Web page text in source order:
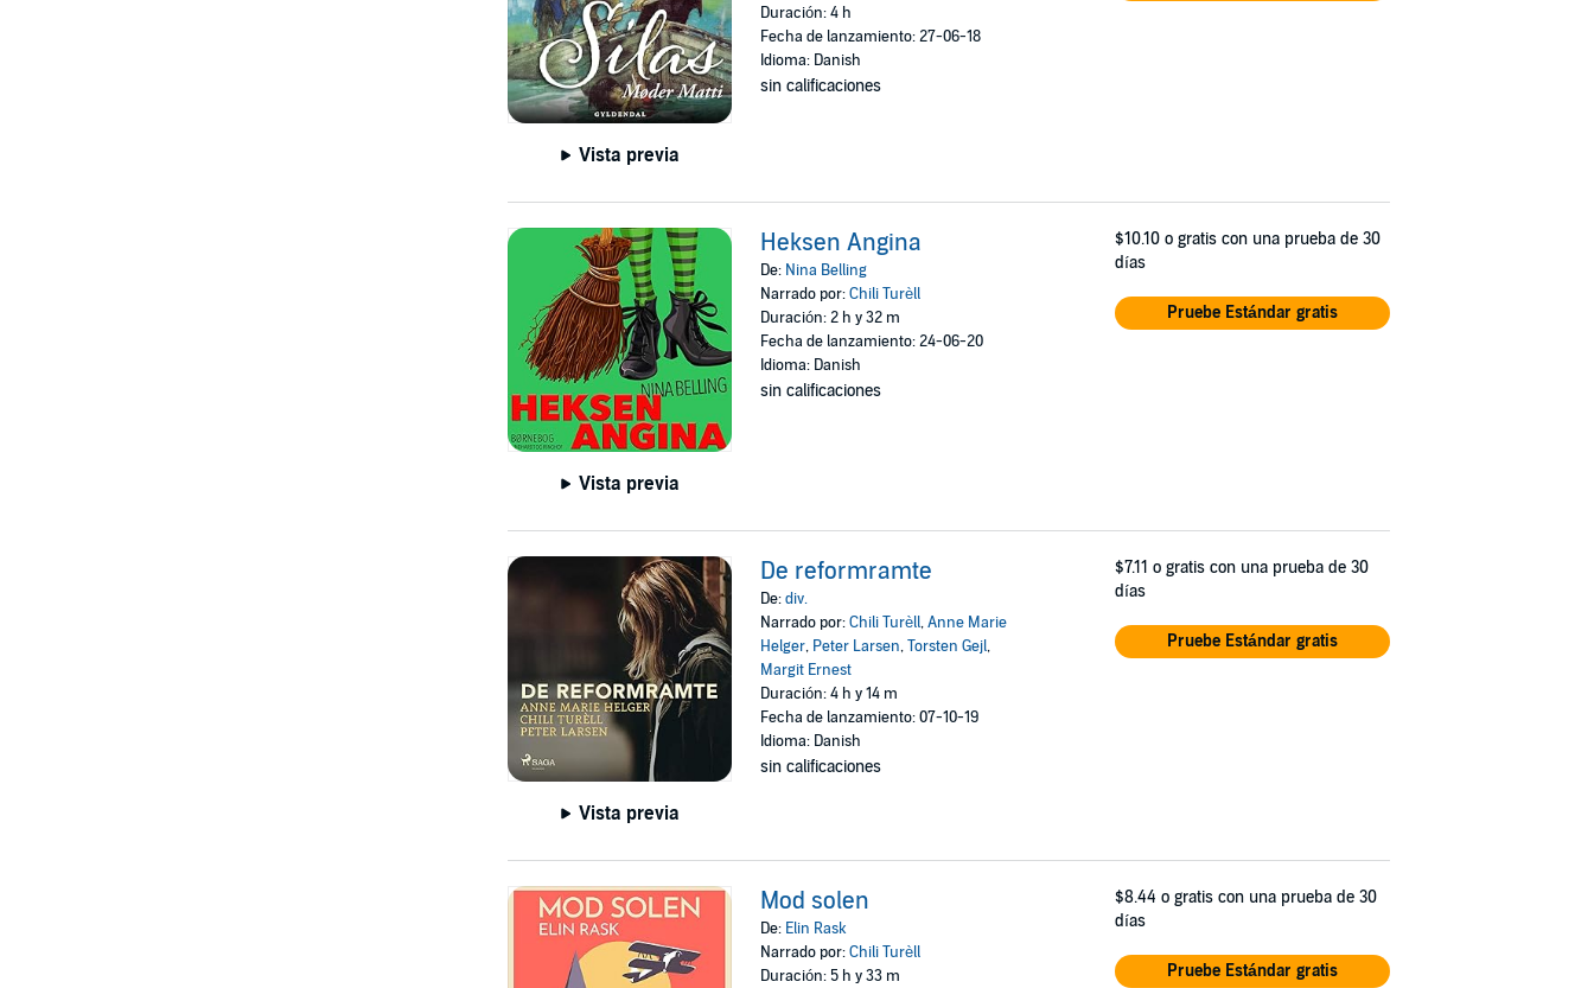
Vista previa
Duración: 4 h
Fecha de lanzamiento: 27-06-18
Idioma: Danish
sin calificaciones
Vista previa
Heksen Angina
De: Nina Belling
Narrado por:Chili Turèll
Duración: 2 h y 32 m
Fecha de lanzamiento: 24-06-20
Idioma: Danish
sin calificaciones
$10.10 o gratis con una prueba de 30
días
Pruebe Estándar gratis
Vista previa
De reformramte
De:div.
Narrado por:Chili Turèll,Anne Marie
Helger, Peter Larsen,Torsten Gejl,
Margit Ernest
Duración: 4 h y 14 m
Fecha de lanzamiento: 07-10-19
Idioma: Danish
sin calificaciones
$7.11 o gratis con una prueba de 30
días
Pruebe Estándar gratis
Mod solen
De: Elin Rask
Narrado por:Chili Turèll
Duración: 5 h y 33 m
$8.44 o gratis con una prueba de 30
días
Pruebe Estándar gratis